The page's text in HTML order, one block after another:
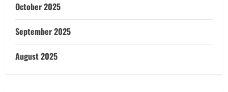
October 2025
September 2025
August 2025